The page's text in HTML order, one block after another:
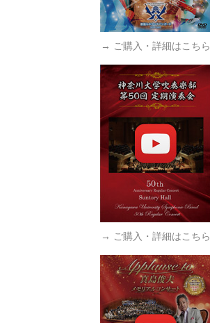
→ ご購入・詳細はこちら
→ ご購入・詳細はこちら